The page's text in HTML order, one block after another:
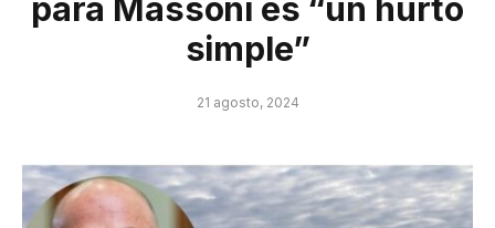
para Massoni es “un hurto
simple”
21 agosto, 2024